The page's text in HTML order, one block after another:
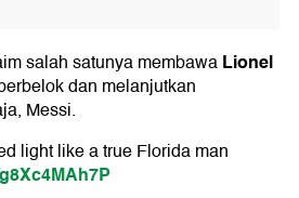
salah satunya membawaLionel
dan melanjutkan
Messi.
light like a true Florida man